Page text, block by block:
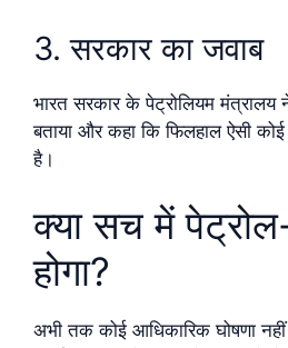
3. सरकार का जवाब
भारत सरकार के पेट्रोलियम मंत्रालय
बताया और कहा कि फिलहाल ऐसी
है।
क्या सच में
होगा?
अभी तक कोई आधिकारिक घोषणा